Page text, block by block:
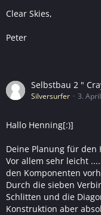
Clear Skies,
Peter
Selbstbau 2 "
Silversurfer 3.
Hallo Henning[:)]
Deine Planung für
Vor allem sehr leicht
den Komponenten
Durch die sieben
Schlitten und die
Konstruktion aber